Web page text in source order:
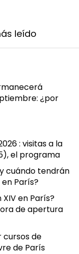
leído
¿por
: visitas a la
el programa
cuándo tendrán
París?
en París?
de apertura
cursos de
de París